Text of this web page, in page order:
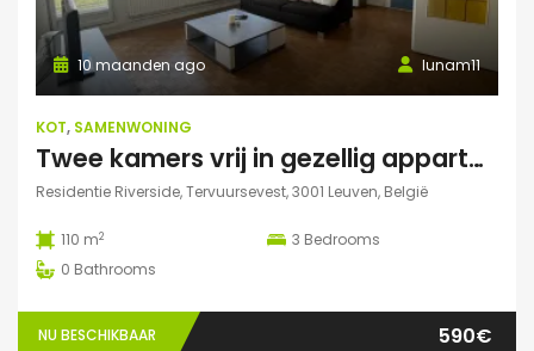
lunam11
10 maanden ago
KOT, SAMENWONING
Twee kamers vrij in gezellig appartement in Leuven :)
Residentie Riverside, Tervuursevest, 3001 Leuven, België
110 m2 3 Bedrooms
0 Bathrooms
NU BESCHIKBAAR 590€